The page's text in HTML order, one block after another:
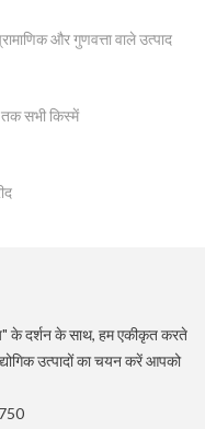
और गुणवत्ता वाले उत्पाद
सभी किस्में
के दर्शन के साथ, हम एकीकृत करते
उत्पादों का चयन करें आपको